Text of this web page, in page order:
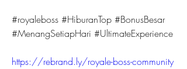
#royaleboss #HiburanTop #BonusBesar
#MenangSetiapHari #UltimateExperience
https://rebrand.ly/royale-boss-community